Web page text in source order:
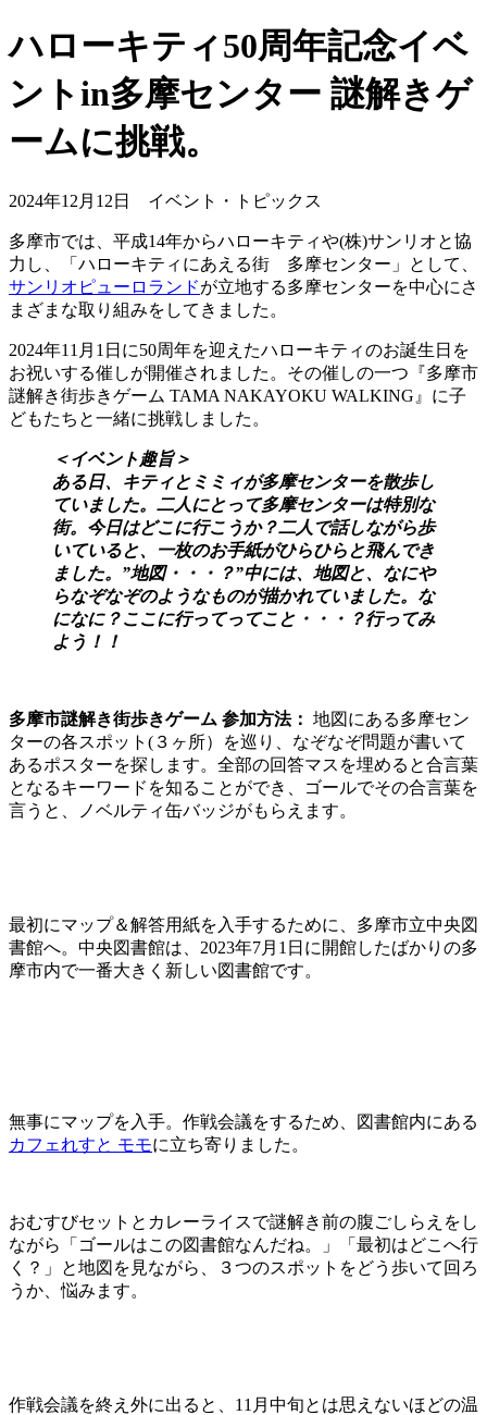
ハローキティ50周年記念イベ
ントin多摩センター 謎解きゲ
ームに挑戦。
2024年12月12日 イベント・トピックス
多摩市では、平成14年からハローキティや(株)サンリオと協
力し、「ハローキティにあえる街 多摩センター」として、
サンリオピューロランドが立地する多摩センターを中心にさ
まざまな取り組みをしてきました。
2024年11月1日に50周年を迎えたハローキティのお誕生日を
お祝いする催しが開催されました。その催しの一つ『多摩市
謎解き街歩きゲーム TAMA NAKAYOKU WALKING』に子
どもたちと一緒に挑戦しました。
＜イベント趣旨＞
ある日、キティとミミィが多摩センターを散歩し
ていました。二人にとって多摩センターは特別な
街。今日はどこに行こうか？二人で話しながら歩
いていると、
一枚のお手紙がひらひらと飛んでき
ました。”地図・・・？”中には、地図と、なにや
らなぞなぞのようなものが描かれていました。な
になに？ここに行ってってこと・・・？行ってみ
よう！！
多摩市謎解き街歩きゲーム 参加方法： 地図にある多摩セン
ターの各スポット(３ヶ所）を巡り、なぞなぞ問題が書いて
あるポスターを探します。全部の回答マスを埋めると合言葉
となるキーワードを知ることができ、ゴールでその合言葉を
言うと、ノベルティ缶バッジがもらえます。
最初にマップ＆解答用紙を入手するために、多摩市立中央図
書館へ。中央図書館は、2023年7月1日に開館したばかりの多
摩市内で一番大きく新しい図書館です。
無事にマップを入手。作戦会議をするため、図書館内にある
カフェれすと モモに立ち寄りました。
おむすびセットとカレーライスで謎解き前の腹ごしらえをし
ながら「ゴールはこの図書館なんだね。」「最初はどこへ行
く？」と地図を見ながら、３つのスポットをどう歩いて回ろ
うか、悩みます。
作戦会議を終え外に出ると、11月中旬とは思えないほどの温